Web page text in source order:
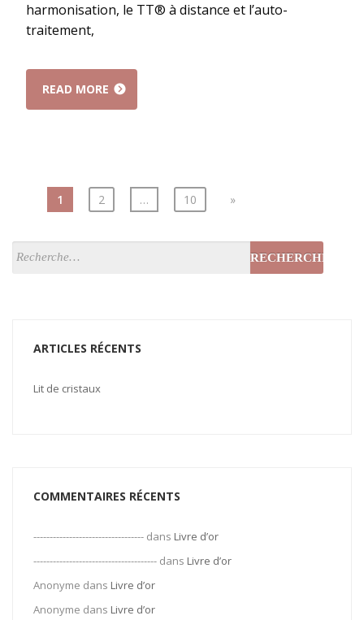
harmonisation, le TT® à distance et l’auto-
traitement,
READ MORE
1 2 … 10 »
ARTICLES RÉCENTS
Lit de cristaux
COMMENTAIRES RÉCENTS
---------------------------------- dans Livre d’or
-------------------------------------- dans Livre d’or
Anonyme dans Livre d’or
Anonyme dans Livre d’or